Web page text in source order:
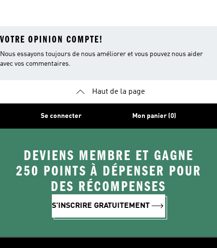
VOTRE OPINION COMPTE!
Nous essayons toujours de nous améliorer et vous pouvez nous aider
avec vos commentaires.
Haut de la page
Se connecter Mon panier (0)
DEVIENS MEMBRE ET GAGNE
250 POINTS À DÉPENSER POUR
DES RÉCOMPENSES
S'INSCRIRE GRATUITEMENT